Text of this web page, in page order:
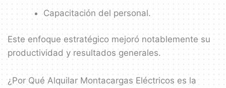
Capacitación del personal.
Este enfoque estratégico mejoró notablemente su
productividad y resultados generales.
¿Por Qué Alquilar Montacargas Eléctricos es la